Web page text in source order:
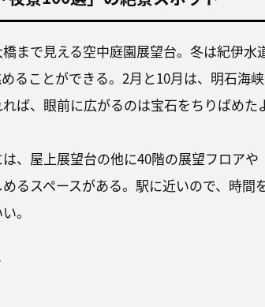
まで見える空中庭園展望台。冬は紀伊水
ることができる。2月と10月は、明石海峡
ば、眼前に広がるのは宝石をちりばめた
、屋上展望台の他に40階の展望フロアや
るスペースがある。駅に近いので、時間
。